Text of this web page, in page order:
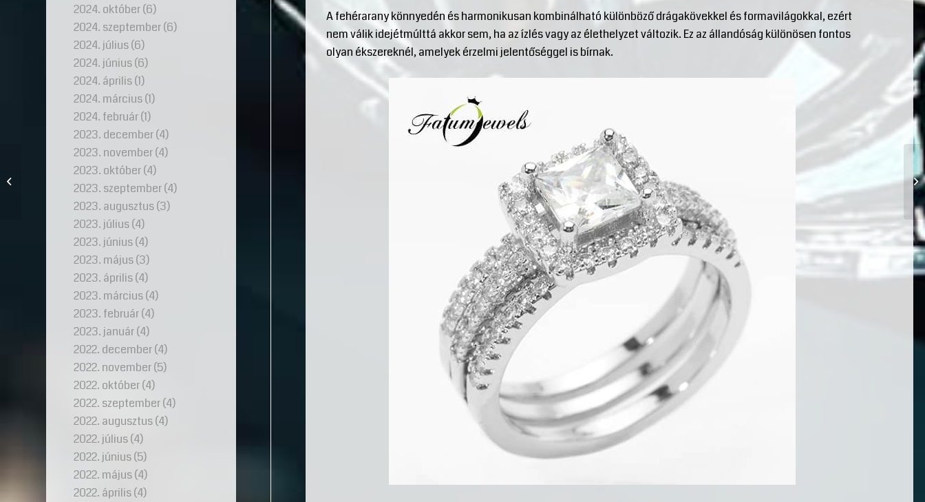
A fehérarany könnyedén és harmonikusan kombinálható különböző drágakövekkel és formavilágokkal, ezért
nem válik idejétmúlttá akkor sem, ha az ízlés vagy az élethelyzet változik. Ez az állandóság különösen fontos
olyan ékszereknél, amelyek érzelmi jelentőséggel is bírnak.
2024. október(6)
2024. szeptember(6)
2024. július(6)
2024. június(6)
2024. április(1)
2024. március(1)
2024. február(1)
2023. december(4)
2023. november(4)
2023. október(4)
2023. szeptember(4)
2023. augusztus(3)
2023. július(4)
2023. június(4)
2023. május(3)
2023. április(4)
2023. március(4)
2023. február(4)
2023. január(4)
2022. december(4)
2022. november(5)
2022. október(4)
2022. szeptember(4)
2022. augusztus(4)
2022. július(4)
2022. június(5)
2022. május(4)
2022. április(4)
Eljegyzési gyűrű, mint az
új kezdet és az örök
változás szimbólum...